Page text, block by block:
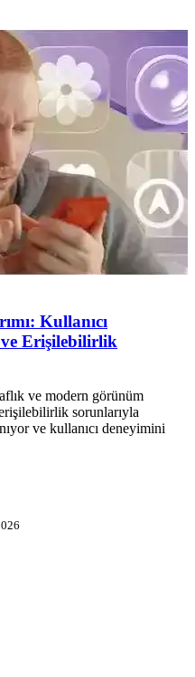
Kullanıcı
Erişilebilirlik
ve modern görünüm
sorunlarıyla
ve kullanıcı deneyimini